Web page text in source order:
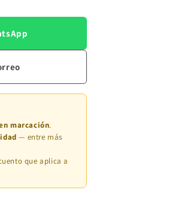
marcación.
— entre más
que aplica a